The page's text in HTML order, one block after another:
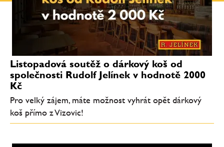
Listopadová soutěž o dárkový koš od
společnosti Rudolf Jelínek v hodnotě 2000
Kč
Pro velký zájem, máte možnost vyhrát opět dárkový
koš přímo z Vizovic!